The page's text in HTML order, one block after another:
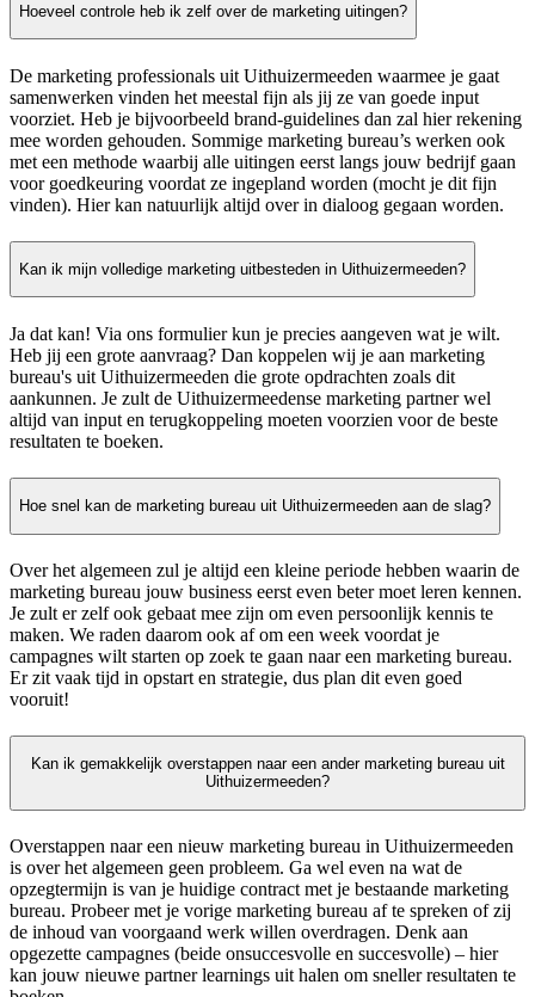
Hoeveel controle heb ik zelf over de marketing uitingen?
De marketing professionals uit Uithuizermeeden waarmee je gaat
samenwerken vinden het meestal fijn als jij ze van goede input
voorziet. Heb je bijvoorbeeld brand-guidelines dan zal hier rekening
mee worden gehouden. Sommige marketing bureau’s werken ook
met een methode waarbij alle uitingen eerst langs jouw bedrijf gaan
voor goedkeuring voordat ze ingepland worden (mocht je dit fijn
vinden). Hier kan natuurlijk altijd over in dialoog gegaan worden.
Kan ik mijn volledige marketing uitbesteden in Uithuizermeeden?
Ja dat kan! Via ons formulier kun je precies aangeven wat je wilt.
Heb jij een grote aanvraag? Dan koppelen wij je aan marketing
bureau's uit Uithuizermeeden die grote opdrachten zoals dit
aankunnen. Je zult de Uithuizermeedense marketing partner wel
altijd van input en terugkoppeling moeten voorzien voor de beste
resultaten te boeken.
Hoe snel kan de marketing bureau uit Uithuizermeeden aan de slag?
Over het algemeen zul je altijd een kleine periode hebben waarin de
marketing bureau jouw business eerst even beter moet leren kennen.
Je zult er zelf ook gebaat mee zijn om even persoonlijk kennis te
maken. We raden daarom ook af om een week voordat je
campagnes wilt starten op zoek te gaan naar een marketing bureau.
Er zit vaak tijd in opstart en strategie, dus plan dit even goed
vooruit!
Kan ik gemakkelijk overstappen naar een ander marketing bureau uit
Uithuizermeeden?
Overstappen naar een nieuw marketing bureau in Uithuizermeeden
is over het algemeen geen probleem. Ga wel even na wat de
opzegtermijn is van je huidige contract met je bestaande marketing
bureau. Probeer met je vorige marketing bureau af te spreken of zij
de inhoud van voorgaand werk willen overdragen. Denk aan
opgezette campagnes (beide onsuccesvolle en succesvolle) – hier
kan jouw nieuwe partner learnings uit halen om sneller resultaten te